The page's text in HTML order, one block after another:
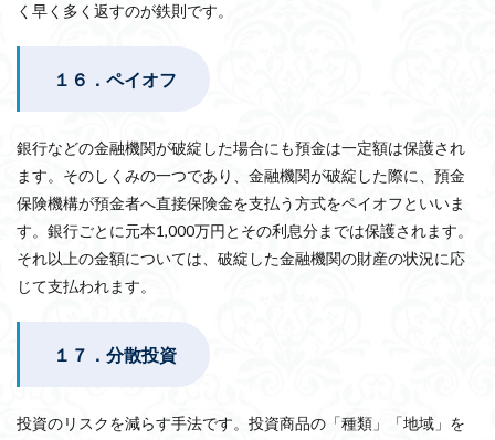
く早く多く返すのが鉄則です。
１６．ペイオフ
銀行などの金融機関が破綻した場合にも預金は一定額は保護され
ます。そのしくみの一つであり、金融機関が破綻した際に、預金
保険機構が預金者へ直接保険金を支払う方式をペイオフといいま
す。銀行ごとに元本1,000万円とその利息分までは保護されます。
それ以上の金額については、破綻した金融機関の財産の状況に応
じて支払われます。
１７．分散投資
投資のリスクを減らす手法です。投資商品の「種類」「地域」を